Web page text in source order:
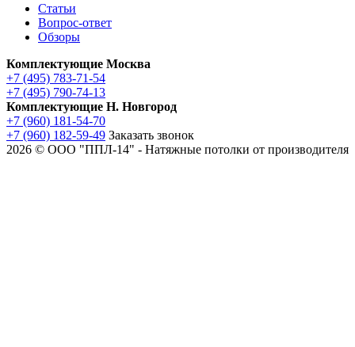
Статьи
Вопрос-ответ
Обзоры
Комплектующие Москва
+7 (495) 783-71-54
+7 (495) 790-74-13
Комплектующие Н. Новгород
+7 (960) 181-54-70
+7 (960) 182-59-49 Заказать звонок
2026 © ООО "ППЛ-14" - Натяжные потолки от производителя